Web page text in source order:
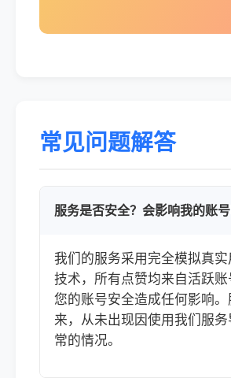
常见问题解答
服务是否安全？会影响我的账号
我们的服务采用完全模拟真
技术，所有点赞均来自活跃
您的账号安全造成任何影响
来，从未出现因使用我们服
常的情况。